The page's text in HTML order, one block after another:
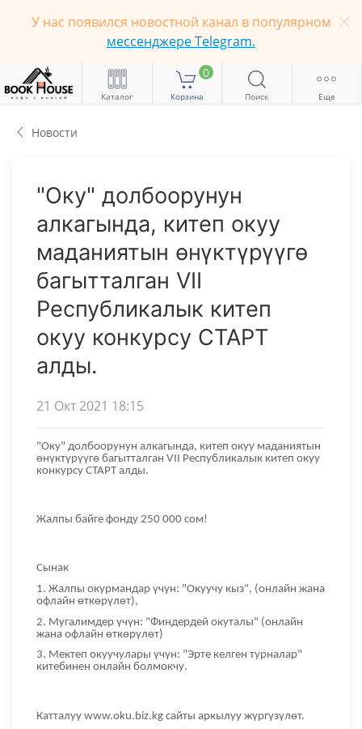
У нас появился новостной канал в популярном
мессенджере Telegram.
Каталог
0
Корзина Поиск Еще
Новости
"Оку" долбоорунун
алкагында, китеп окуу
маданиятын өнүктүрүүгө
багытталган VII
Республикалык китеп
окуу конкурсу СТАРТ
алды.
21 Окт 2021 18:15
"Оку" долбоорунун алкагында, китеп окуу маданиятын
өнүктүрүүгө багытталган VII Республикалык китеп окуу
конкурсу СТАРТ алды.
Жалпы байге фонду 250 000 сом!
Сынак
1. Жалпы окурмандар үчүн: "Окуучу кыз", (онлайн жана
офлайн өткөрүлөт),
2. Мугалимдер үчүн: "Финдердей окуталы" (онлайн
жана офлайн өткөрүлөт)
3. Мектеп окуучулары үчүн: "Эрте келген турналар"
китебинен онлайн болмокчу.
Катталуу www.oku.biz.kg сайты аркылуу жүргүзүлөт.